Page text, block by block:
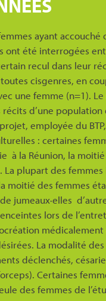
ayant
ont été interrogées
recul dans leur
cisgenres, en
une femme (n=1).
d’une
employée du
: certaines
à la Réunion, la
plupart des
moitié des femmes
jumeaux·elles
lors de
La modalité
déclenchés,
Certaines
des femmes de